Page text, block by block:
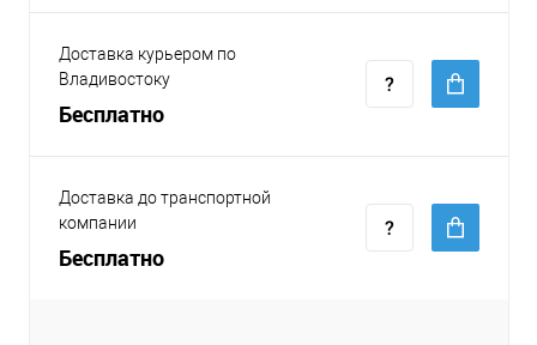
Доставка курьером по
Владивостоку
Бесплатно
Доставка до транспортной
компании
Бесплатно